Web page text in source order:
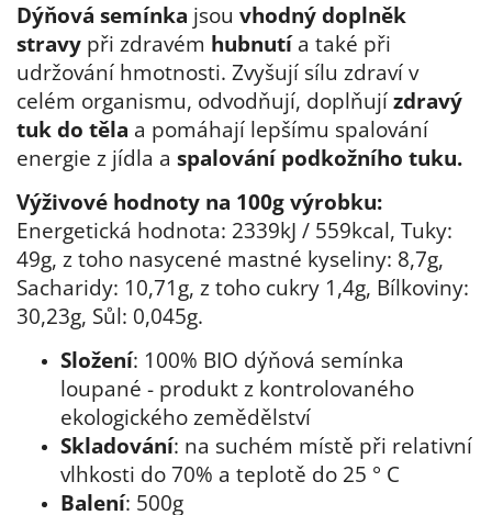
Dýňová semínka jsou vhodný doplněk
stravy při zdravém hubnutía také při
udržování hmotnosti. Zvyšují sílu zdraví v
celém organismu, odvodňují, doplňují zdravý
tuk do těla a pomáhají lepšímu spalování
energie z jídla a spalování podkožního tuku.
Výživové hodnoty na 100g výrobku:
Energetická hodnota: 2339kJ / 559kcal, Tuky:
49g, z toho nasycené mastné kyseliny: 8,7g,
Sacharidy: 10,71g, z toho cukry 1,4g, Bílkoviny:
30,23g, Sůl: 0,045g.
Složení: 100% BIO dýňová semínka
loupané - produkt z kontrolovaného
ekologického zemědělství
Skladování: na suchém místě při relativní
vlhkosti do 70% a teplotě do 25 ° C
Balení: 500g